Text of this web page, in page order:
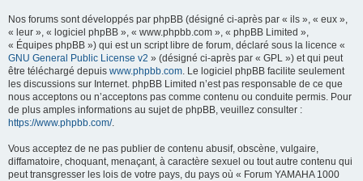
Nos forums sont développés par phpBB (désigné ci-après par « ils », « eux »,
« leur », « logiciel phpBB », « www.phpbb.com », « phpBB Limited »,
« Équipes phpBB ») qui est un script libre de forum, déclaré sous la licence «
GNU General Public License v2 » (désigné ci-après par « GPL ») et qui peut
être téléchargé depuis www.phpbb.com. Le logiciel phpBB facilite seulement
les discussions sur Internet. phpBB Limited n’est pas responsable de ce que
nous acceptons ou n’acceptons pas comme contenu ou conduite permis. Pour
de plus amples informations au sujet de phpBB, veuillez consulter :
https://www.phpbb.com/.
Vous acceptez de ne pas publier de contenu abusif, obscène, vulgaire,
diffamatoire, choquant, menaçant, à caractère sexuel ou tout autre contenu qui
peut transgresser les lois de votre pays, du pays où « Forum YAMAHA 1000